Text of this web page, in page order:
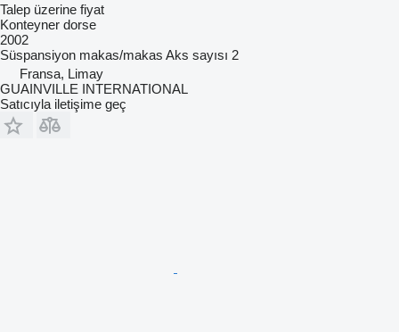
Talep üzerine fiyat
Konteyner dorse
2002
Süspansiyon makas/makas Aks sayısı 2
Fransa, Limay
GUAINVILLE INTERNATIONAL
Satıcıyla iletişime geç